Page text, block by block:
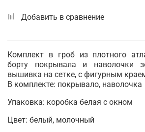
Добавить в сравнение
Комплект в гроб из плотного
борту покрывала и наволочки
вышивка на сетке, с фигурным
В комплекте: покрывало, наволочка
Упаковка: коробка белая с окном
Цвет: белый, молочный